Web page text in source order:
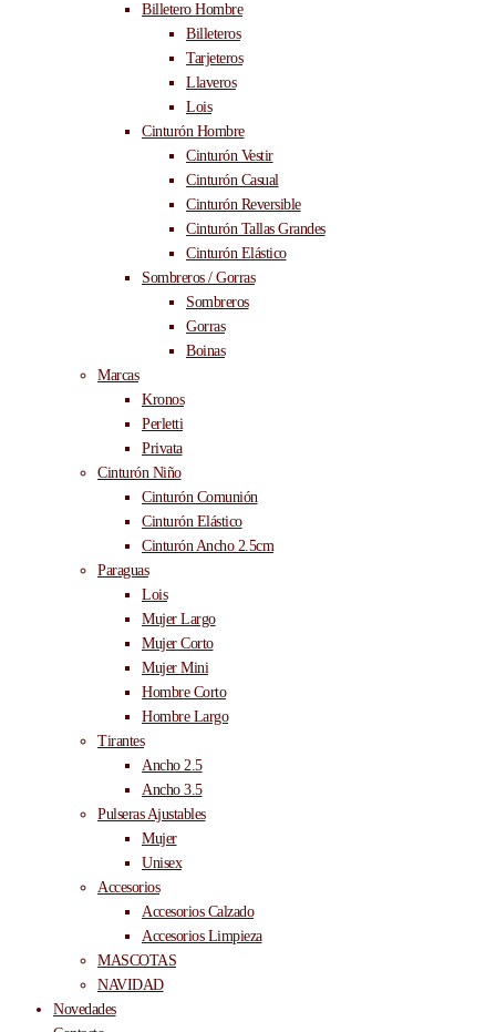
Billetero Hombre
Billeteros
Tarjeteros
Llaveros
Lois
Cinturón Hombre
Cinturón Vestir
Cinturón Casual
Cinturón Reversible
Cinturón Tallas Grandes
Cinturón Elástico
Sombreros / Gorras
Sombreros
Gorras
Boinas
Marcas
Kronos
Perletti
Privata
Cinturón Niño
Cinturón Comunión
Cinturón Elástico
Cinturón Ancho 2.5cm
Paraguas
Lois
Mujer Largo
Mujer Corto
Mujer Mini
Hombre Corto
Hombre Largo
Tirantes
Ancho 2.5
Ancho 3.5
Pulseras Ajustables
Mujer
Unisex
Accesorios
Accesorios Calzado
Accesorios Limpieza
MASCOTAS
NAVIDAD
Novedades